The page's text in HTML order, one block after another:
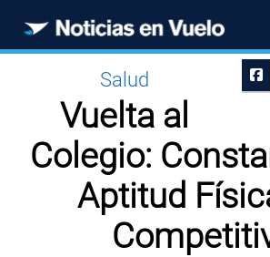
Salud
Vuelta al
Colegio:
Aptitud